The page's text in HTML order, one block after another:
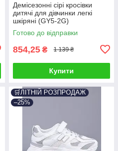
Демісезонні сірі кросівки
дитячі для дівчинки легкі
шкіряні (GY5-2G)
Готово до відправки
854,25 ₴ 1 139 ₴
Купити
🛒ЛІТНІЙ РОЗПРОДАЖ
–25%